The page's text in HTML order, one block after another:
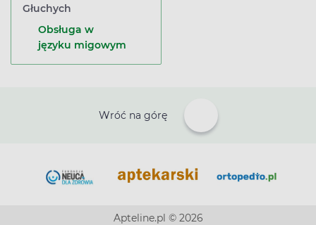
Głuchych
Obsługa w
języku migowym
Wróć na górę
Apteline.pl © 2026